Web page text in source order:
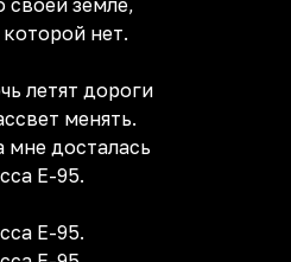
своей земле,
нет.
летят дороги
менять.
мне досталась
Е-95.
Е-95.